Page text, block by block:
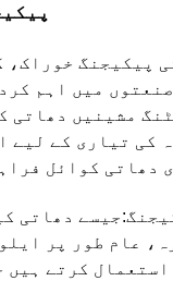
4.
پیکیجنگ خوراک،
میں اہم
مشینیں دھاتی
کی تیاری کے لیے
دھاتی کوائل
جیسے دھاتی
عام طور پر
استعمال کرتے ہیں